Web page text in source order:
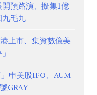
開預路演、擬集1億
毛九
上市、集資數億美
申美股IPO、AUM
GRAY